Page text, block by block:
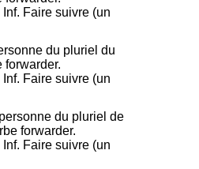
Inf. Faire suivre (un
du pluriel du
forwarder.
Inf. Faire suivre (un
du pluriel de
forwarder.
Inf. Faire suivre (un